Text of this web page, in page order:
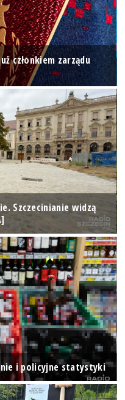
członkiem zarządu
Szczecinianie widzą
i policyjne statystyki